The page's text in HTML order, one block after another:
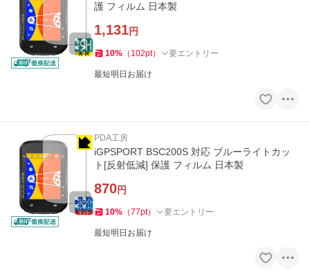
護 フィルム 日本製
1,131円
10% （ 102pt） 要エントリー
最短明日お届け
PDA工房
iGPSPORT BSC200S 対応 ブルーライトカッ
ト[反射低減] 保護 フィルム 日本製
870円
10% （77pt） 要エントリー
最短明日お届け